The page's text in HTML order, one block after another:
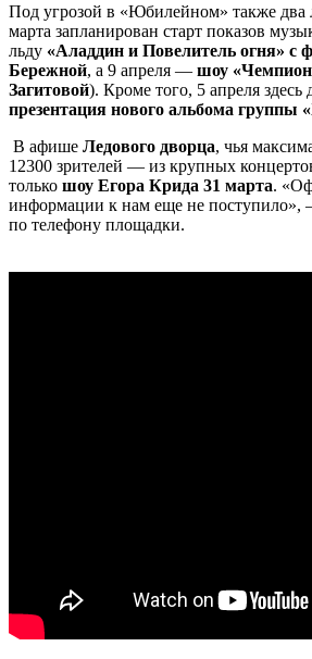
Под угрозой в «Юбилейном» также два
марта запланирован старт показов
льду «Аладдин и Повелитель огня» с
Бережной, а 9 апреля — шоу
Загитовой). Кроме того, 5 апреля здесь
презентация нового альбома группы
В афише Ледового дворца, чья
12300 зрителей — из крупных
только шоу Егора Крида 31 марта.
информации к нам еще не поступило»,
по телефону площадки.